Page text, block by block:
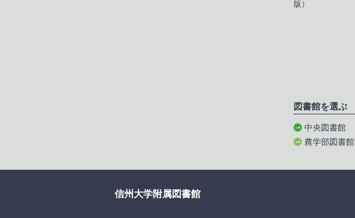
版）
図書館を選ぶ
中央図書館
農学部図書館
信州大学附属図書館